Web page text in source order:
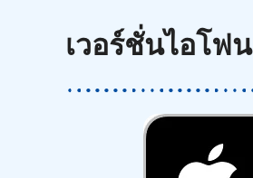
เวอร์ชั่นไอโฟน